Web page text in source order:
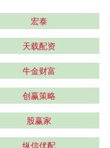
宏泰
天载配资
牛金财富
创赢策略
股赢家
纵信优配